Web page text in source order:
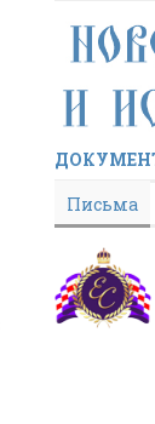
Письма